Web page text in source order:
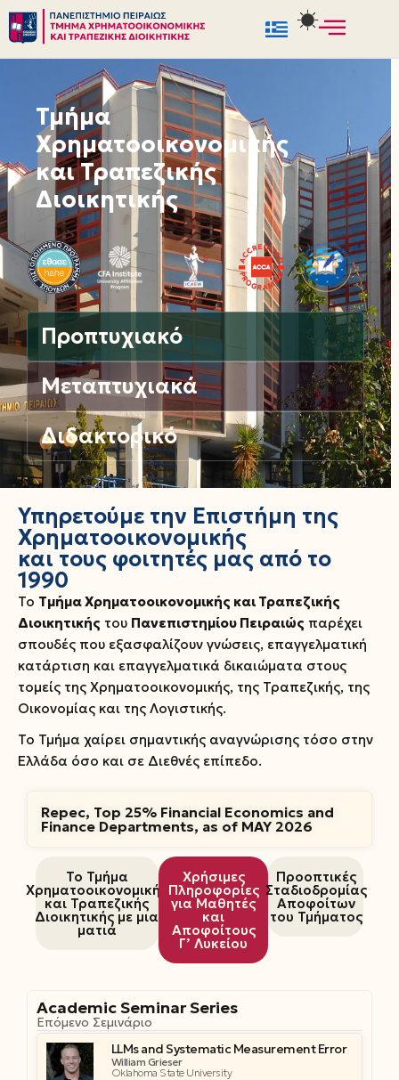
Μεταπηδήστε
περιεχόμενο
Τμήμα
Χρηματοοικονομικής
και Τραπεζικής
Διοικητικής
Προπτυχιακό
Μεταπτυχιακά
Διδακτορικό
Υπηρετούμε την Επιστήμη της
Χρηματοοικονομικής
και τους φοιτητές μας από το
1990
Το Τμήμα Χρηματοοικονομικής και Τραπεζικής
Διοικητικής του Πανεπιστημίου Πειραιώς παρέχει
σπουδές που εξασφαλίζουν γνώσεις, επαγγελματική
κατάρτιση και επαγγελματικά δικαιώματα στους
τομείς της Χρηματοοικονομικής, της Τραπεζικής, της
Οικονομίας και της Λογιστικής.
Το Τμήμα χαίρει σημαντικής αναγνώρισης τόσο στην
Ελλάδα όσο και σε Διεθνές επίπεδο.
Repec, Top 25% Financial Economics and
Finance Departments, as of MAY 2026
Το Τμήμα
Χρηματοοικονομικής
και Τραπεζικής
Διοικητικής με μια
ματιά
Χρήσιμες
Πληροφορίες
για Μαθητές
και
Αποφοίτους
Γ’ Λυκείου
Προοπτικές
Σταδιοδρομίας
Αποφοίτων
του Τμήματος
Academic Seminar Series
Επόμενο Σεμινάριο
LLMs and Systematic Measurement Error
William Grieser
Oklahoma State University